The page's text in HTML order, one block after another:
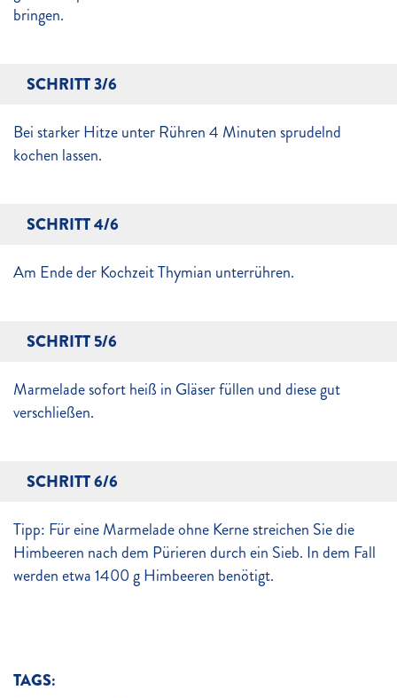
bringen.
SCHRITT 3/6
Bei starker Hitze unter Rühren 4 Minuten sprudelnd
kochen lassen.
SCHRITT 4/6
Am Ende der Kochzeit Thymian unterrühren.
SCHRITT 5/6
Marmelade sofort heiß in Gläser füllen und diese gut
verschließen.
SCHRITT 6/6
Tipp: Für eine Marmelade ohne Kerne streichen Sie die
Himbeeren nach dem Pürieren durch ein Sieb. In dem Fall
werden etwa 1400 g Himbeeren benötigt.
TAGS: